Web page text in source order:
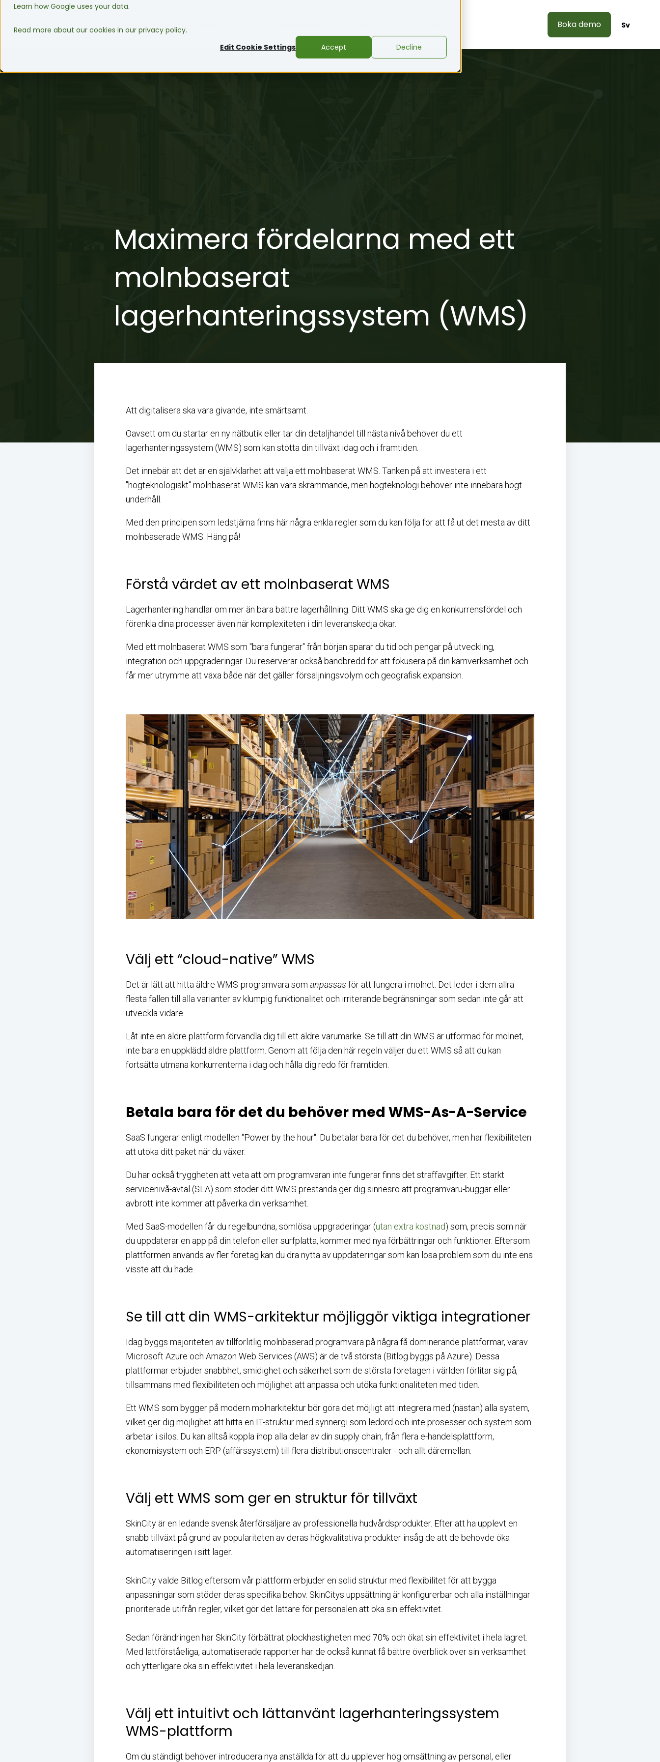
Learn how Google uses your data.
Read more about our cookies in our privacy policy.
Edit Cookie Settings
Accept Decline
WMS-system Boka demo Sv
Maximera fördelarna med ett
molnbaserat
lagerhanteringssystem (WMS)
Att digitalisera ska vara givande, inte smärtsamt.
Oavsett om du startar en ny nätbutik eller tar din detaljhandel till nästa nivå behöver du ett
lagerhanteringssystem (WMS) som kan stötta din tillväxt idag och i framtiden.
Det innebär att det är en självklarhet att välja ett molnbaserat WMS. Tanken på att investera i ett
"högteknologiskt" molnbaserat WMS kan vara skrämmande, men högteknologi behöver inte innebära högt
underhåll.
Med den principen som ledstjärna finns här några enkla regler som du kan följa för att få ut det mesta av ditt
molnbaserade WMS. Häng på!
Förstå värdet av ett molnbaserat WMS
Lagerhantering handlar om mer än bara bättre lagerhållning. Ditt WMS ska ge dig en konkurrensfördel och
förenkla dina processer även när komplexiteten i din leveranskedja ökar.
Med ett molnbaserat WMS som "bara fungerar" från början sparar du tid och pengar på utveckling,
integration och uppgraderingar. Du reserverar också bandbredd för att fokusera på din kärnverksamhet och
får mer utrymme att växa både när det gäller försäljningsvolym och geografisk expansion.
Välj ett “cloud-native” WMS
Det är lätt att hitta äldre WMS-programvara som anpassas för att fungera i molnet. Det leder i dem allra
flesta fallen till alla varianter av klumpig funktionalitet och irriterande begränsningar som sedan inte går att
utveckla vidare.
Låt inte en äldre plattform förvandla dig till ett äldre varumärke. Se till att din WMS är utformad för molnet,
inte bara en uppklädd äldre plattform. Genom att följa den här regeln väljer du ett WMS så att du kan
fortsätta utmana konkurrenterna i dag och hålla dig redo för framtiden.
Betala bara för det du behöver med WMS-As-A-Service
SaaS fungerar enligt modellen "Power by the hour". Du betalar bara för det du behöver, men har flexibiliteten
att utöka ditt paket när du växer.
Du har också tryggheten att veta att om programvaran inte fungerar finns det straffavgifter. Ett starkt
servicenivå-avtal (SLA) som stöder ditt WMS prestanda ger dig sinnesro att programvaru-buggar eller
avbrott inte kommer att påverka din verksamhet.
Med SaaS-modellen får du regelbundna, sömlösa uppgraderingar (utan extra kostnad) som, precis som när
du uppdaterar en app på din telefon eller surfplatta, kommer med nya förbättringar och funktioner. Eftersom
plattformen används av fler företag kan du dra nytta av uppdateringar som kan lösa problem som du inte ens
visste att du hade.
Se till att din WMS-arkitektur möjliggör viktiga integrationer
Idag byggs majoriteten av tillförlitlig molnbaserad programvara på några få dominerande plattformar, varav
Microsoft Azure och Amazon Web Services (AWS) är de två största (Bitlog byggs på Azure). Dessa
plattformar erbjuder snabbhet, smidighet och säkerhet som de största företagen i världen förlitar sig på,
tillsammans med flexibiliteten och möjlighet att anpassa och utöka funktionaliteten med tiden.
Ett WMS som bygger på modern molnarkitektur bör göra det möjligt att integrera med (nästan) alla system,
vilket ger dig möjlighet att hitta en IT-struktur med synnergi som ledord och inte prosesser och system som
arbetar i silos. Du kan alltså koppla ihop alla delar av din supply chain, från flera e-handelsplattform,
ekonomisystem och ERP (affärssystem) till flera distributionscentraler - och allt däremellan.
Välj ett WMS som ger en struktur för tillväxt
SkinCity är en ledande svensk återförsäljare av professionella hudvårdsprodukter. Efter att ha upplevt en
snabb tillväxt på grund av populariteten av deras högkvalitativa produkter insåg de att de behövde öka
automatiseringen i sitt lager.
SkinCity valde Bitlog eftersom vår plattform erbjuder en solid struktur med flexibilitet för att bygga
anpassningar som stöder deras specifika behov. SkinCitys uppsättning är konfigurerbar och alla inställningar
prioriterade utifrån regler, vilket gör det lättare för personalen att öka sin effektivitet.
Sedan förändringen har SkinCity förbättrat plockhastigheten med 70% och ökat sin effektivitet i hela lagret.
Med lättförståeliga, automatiserade rapporter har de också kunnat få bättre överblick över sin verksamhet
och ytterligare öka sin effektivitet i hela leveranskedjan.
Välj ett intuitivt och lättanvänt lagerhanteringssystem
WMS-plattform
Om du ständigt behöver introducera nya anställda för att du upplever hög omsättning av personal, eller